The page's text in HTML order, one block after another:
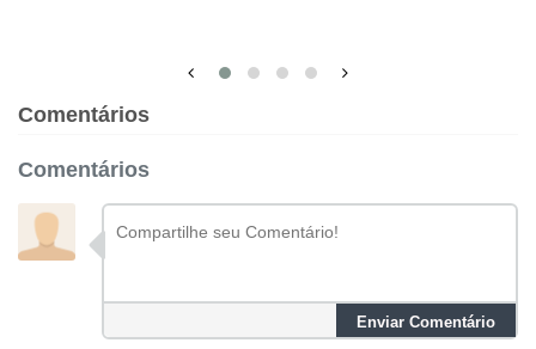
Comentários
Comentários
Enviar Comentário